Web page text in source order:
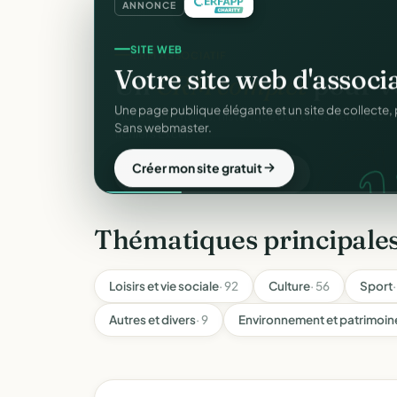
ANNONCE
SITE WEB
Votre site web
Une page publique élégante et un site de
Sans webmaster.
Créer mon site gratuit
Thématiques
Loisirs et vie sociale· 92 Culture· 56 Sport
Autres et divers· 9 Environnement et